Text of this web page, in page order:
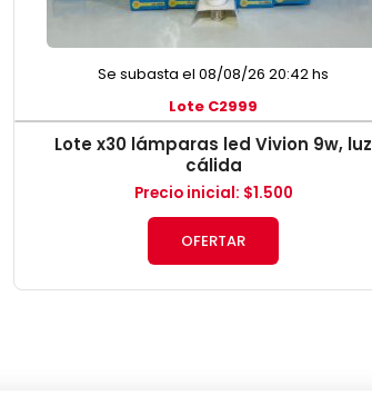
Se subasta el 08/08/26 20:42 hs
Lote C2999
Lote x30 lámparas led Vivion 9w, luz
cálida
Precio inicial: $1.500
OFERTAR